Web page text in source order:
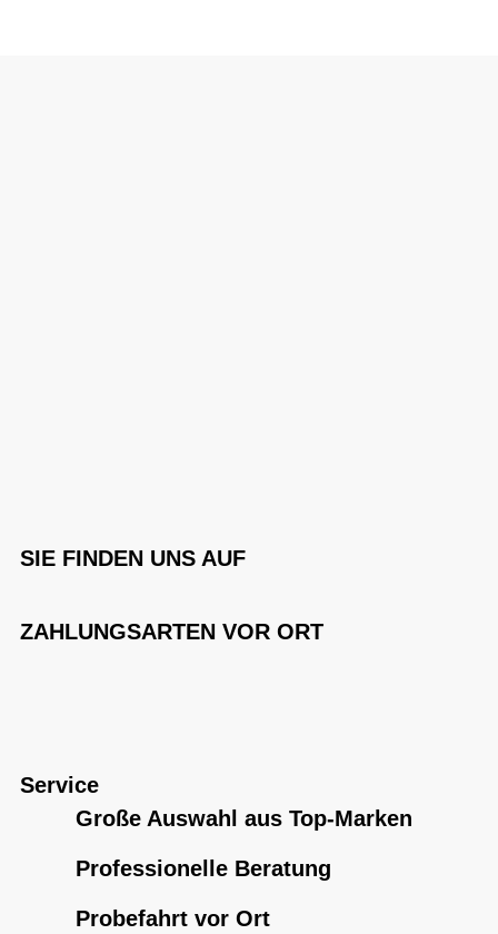
SIE FINDEN UNS AUF
ZAHLUNGSARTEN VOR ORT
Service
Große Auswahl aus Top-Marken
Professionelle Beratung
Probefahrt vor Ort